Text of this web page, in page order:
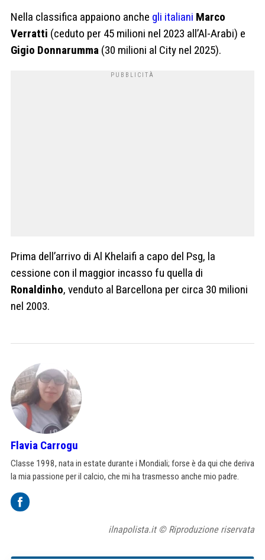
Nella classifica appaiono anche gli italiani Marco
Verratti (ceduto per 45 milioni nel 2023 all’Al-Arabi) e
Gigio Donnarumma (30 milioni al City nel 2025).
Prima dell’arrivo di Al Khelaifi a capo del Psg, la
cessione con il maggior incasso fu quella di
Ronaldinho, venduto al Barcellona per circa 30 milioni
nel 2003.
Flavia Carrogu
Classe 1998, nata in estate durante i Mondiali; forse è da qui che deriva
la mia passione per il calcio, che mi ha trasmesso anche mio padre.
ilnapolista.it © Riproduzione riservata